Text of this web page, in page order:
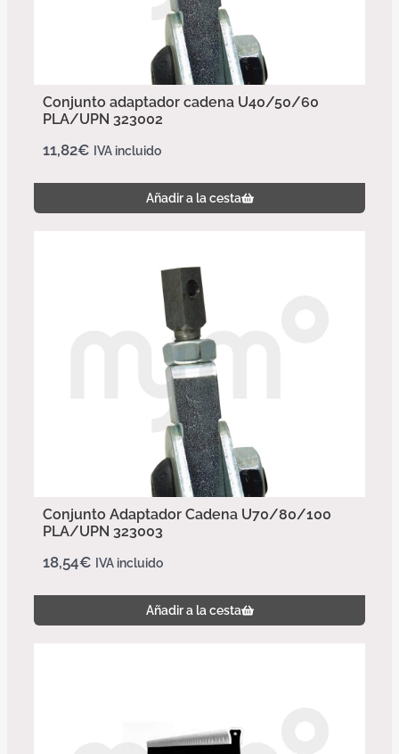
Conjunto adaptador cadena U40/50/60
PLA/UPN 323002
11,82€ IVA incluido
Añadir a la cesta
Conjunto Adaptador Cadena U70/80/100
PLA/UPN 323003
18,54€ IVA incluido
Añadir a la cesta